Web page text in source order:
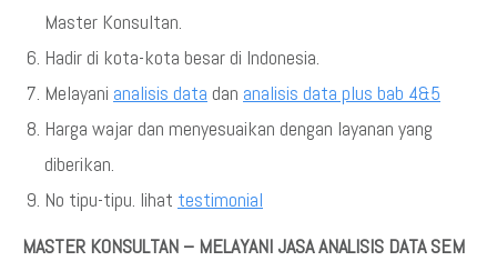
Master Konsultan.
Hadir di kota-kota besar di Indonesia.
Melayani analisis data dan analisis data plus bab 4&5
Harga wajar dan menyesuaikan dengan layanan yang
diberikan.
No tipu-tipu. lihat testimonial
MASTER KONSULTAN – MELAYANI JASA ANALISIS DATA SEM